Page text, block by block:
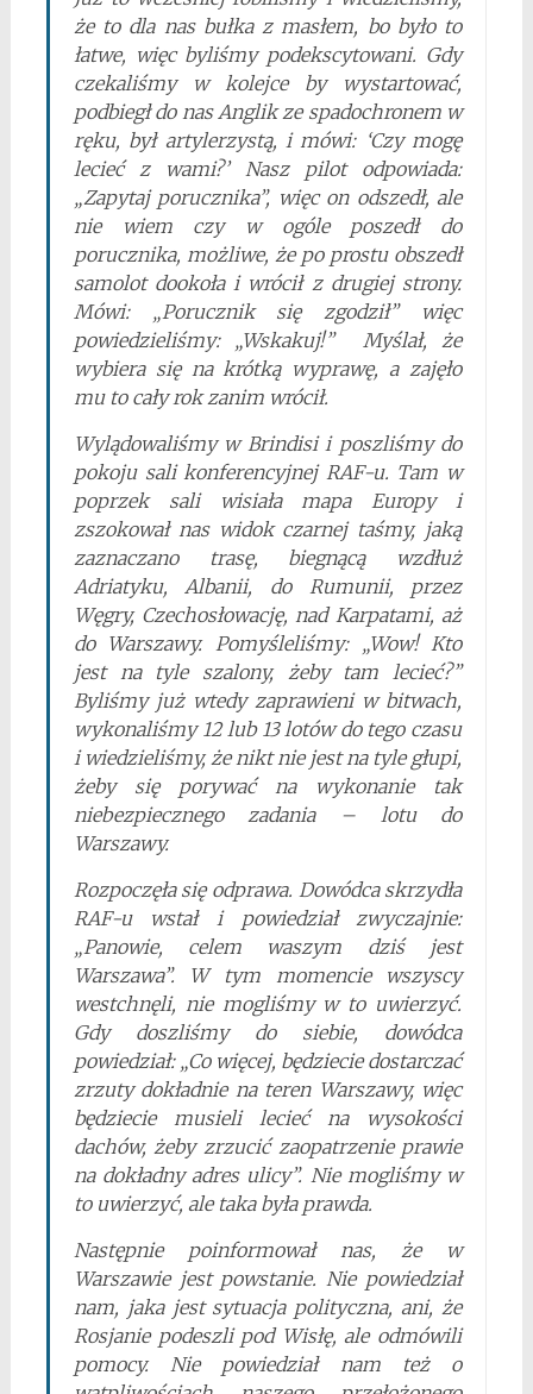
że to dla nas bułka z masłem, bo było to
łatwe, więc byliśmy podekscytowani. Gdy
czekaliśmy w kolejce by wystartować,
podbiegł do nas Anglik ze spadochronem w
ręku, był artylerzystą, i mówi: ‘Czy mogę
lecieć z wami?’ Nasz pilot odpowiada:
„Zapytaj porucznika”, więc on odszedł, ale
nie wiem czy w ogóle poszedł do
porucznika, możliwe, że po prostu obszedł
samolot dookoła i wrócił z drugiej strony.
Mówi: „Porucznik się zgodził” więc
powiedzieliśmy: „Wskakuj!” Myślał, że
wybiera się na krótką wyprawę, a zajęło
mu to cały rok zanim wrócił.
Wylądowaliśmy w Brindisi i poszliśmy do
pokoju sali konferencyjnej RAF-u. Tam w
poprzek sali wisiała mapa Europy i
zszokował nas widok czarnej taśmy, jaką
zaznaczano trasę, biegnącą wzdłuż
Adriatyku, Albanii, do Rumunii, przez
Węgry, Czechosłowację, nad Karpatami, aż
do Warszawy. Pomyśleliśmy: „Wow! Kto
jest na tyle szalony, żeby tam lecieć?”
Byliśmy już wtedy zaprawieni w bitwach,
wykonaliśmy 12 lub 13 lotów do tego czasu
i wiedzieliśmy, że nikt nie jest na tyle głupi,
żeby się porywać na wykonanie tak
niebezpiecznego zadania – lotu do
Warszawy.
Rozpoczęła się odprawa. Dowódca skrzydła
RAF-u wstał i powiedział zwyczajnie:
„Panowie, celem waszym dziś jest
Warszawa”. W tym momencie wszyscy
westchnęli, nie mogliśmy w to uwierzyć.
Gdy doszliśmy do siebie, dowódca
powiedział: „Co więcej, będziecie dostarczać
zrzuty dokładnie na teren Warszawy, więc
będziecie musieli lecieć na wysokości
dachów, żeby zrzucić zaopatrzenie prawie
na dokładny adres ulicy”. Nie mogliśmy w
to uwierzyć, ale taka była prawda.
Następnie poinformował nas, że w
Warszawie jest powstanie. Nie powiedział
nam, jaka jest sytuacja polityczna, ani, że
Rosjanie podeszli pod Wisłę, ale odmówili
pomocy. Nie powiedział nam też o